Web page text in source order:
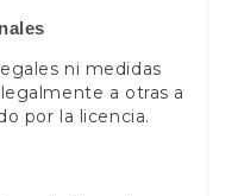
ni medidas
a otras a
por la licencia.